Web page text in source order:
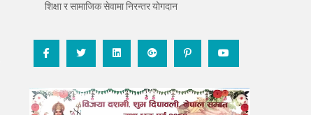
शिक्षा र सामाजिक सेवामा निरन्तर योगदान